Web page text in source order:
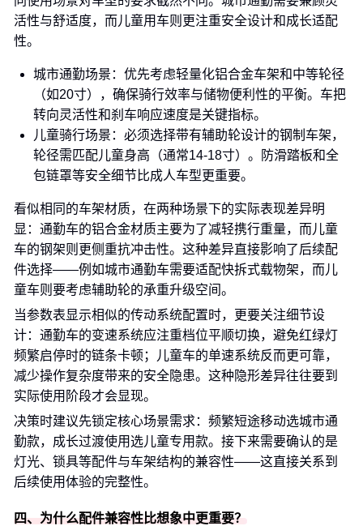
活性与舒适度，而儿童用车则更注重安全设计和成长适配
性。
城市通勤场景：优先考虑轻量化铝合金车架和中等轮径
（如20寸），确保骑行效率与储物便利性的平衡。车把
转向灵活性和刹车响应速度是关键指标。
儿童骑行场景：必须选择带有辅助轮设计的钢制车架，
轮径需匹配儿童身高（通常14-18寸）。防滑踏板和全
包链罩等安全细节比成人车型更重要。
看似相同的车架材质，在两种场景下的实际表现差异明
显：通勤车的铝合金材质主要为了减轻携行重量，而儿童
车的钢架则更侧重抗冲击性。这种差异直接影响了后续配
件选择——例如城市通勤车需要适配快拆式载物架，而儿
童车则要考虑辅助轮的承重升级空间。
当参数表显示相似的传动系统配置时，更要关注细节设
计：通勤车的变速系统应注重档位平顺切换，避免红绿灯
频繁启停时的链条卡顿；儿童车的单速系统反而更可靠，
减少操作复杂度带来的安全隐患。这种隐形差异往往要到
实际使用阶段才会显现。
决策时建议先锁定核心场景需求：频繁短途移动选城市通
勤款，成长过渡使用选儿童专用款。接下来需要确认的是
灯光、锁具等配件与车架结构的兼容性——这直接关系到
后续使用体验的完整性。
四、为什么配件兼容性比想象中更重要？